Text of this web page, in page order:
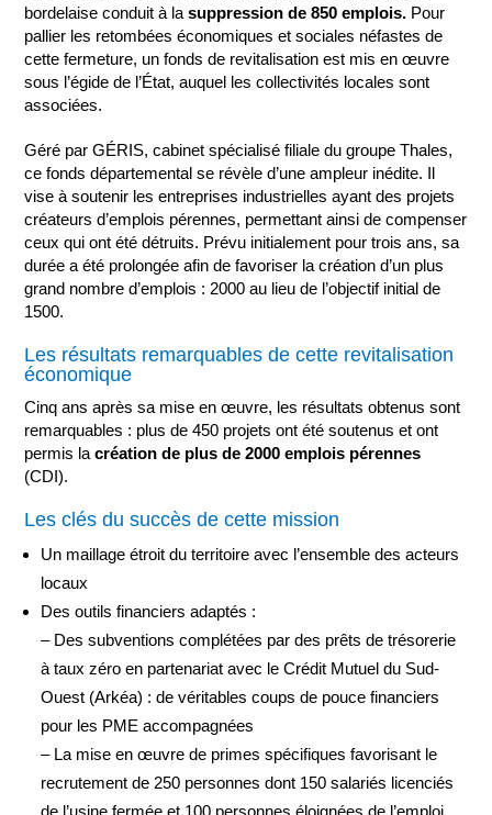
bordelaise conduit à lasuppression de 850 emplois. Pour
pallier les retombées économiques et sociales néfastes de
cette fermeture, un fonds de revitalisation est mis en œuvre
sous l’égide de l’État, auquel les collectivités locales sont
associées.
Géré par GÉRIS, cabinet spécialisé filiale du groupe Thales,
ce fonds départemental se révèle d’une ampleur inédite. Il
vise à soutenir les entreprises industrielles ayant des projets
créateurs d’emplois pérennes, permettant ainsi de compenser
ceux qui ont été détruits. Prévu initialement pour trois ans, sa
durée a été prolongée afin de favoriser la création d’un plus
grand nombre d’emplois : 2000 au lieu de l’objectif initial de
1500.
Les résultats remarquables de cette revitalisation
économique
Cinq ans après sa mise en œuvre, les résultats obtenus sont
remarquables : plus de 450 projets ont été soutenus et ont
permis lacréation de plus de 2000 emplois pérennes
(CDI).
Les clés du succès de cette mission
Un maillage étroit du territoire avec l’ensemble des acteurs
locaux
Des outils financiers adaptés :
– Des subventions complétées par des prêts de trésorerie
à taux zéro en partenariat avec le Crédit Mutuel du Sud-
Ouest (Arkéa) : de véritables coups de pouce financiers
pour les PME accompagnées
– La mise en œuvre de primes spécifiques favorisant le
recrutement de 250 personnes dont 150 salariés licenciés
de l’usine fermée et 100 personnes éloignées de l’emploi